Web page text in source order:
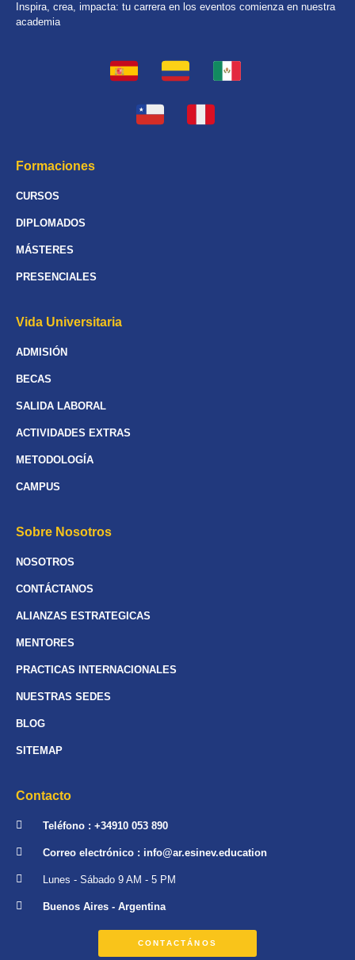
Inspira, crea, impacta: tu carrera en los eventos comienza en nuestra
academia
Formaciones
CURSOS
DIPLOMADOS
MÁSTERES
PRESENCIALES
Vida Universitaria
ADMISIÓN
BECAS
SALIDA LABORAL
ACTIVIDADES EXTRAS
METODOLOGÍA
CAMPUS
Sobre Nosotros
NOSOTROS
CONTÁCTANOS
ALIANZAS ESTRATEGICAS
MENTORES
PRACTICAS INTERNACIONALES
NUESTRAS SEDES
BLOG
SITEMAP
Contacto
Teléfono : +34910 053 890
Correo electrónico : info@ar.esinev.education
Lunes - Sábado 9 AM - 5 PM
Buenos Aires - Argentina
CONTACTÁNOS